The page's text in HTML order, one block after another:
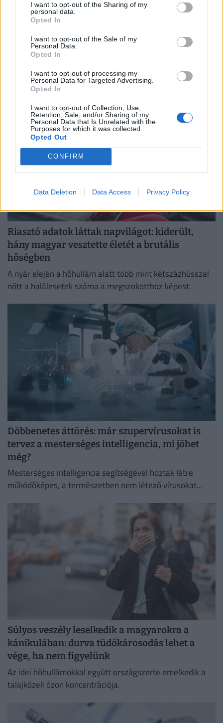
I want to opt-out of the Sharing of my
personal data.
Opted In
I want to opt-out of the Sale of my
Personal Data.
Opted In
I want to opt-out of processing my
Personal Data for Targeted Advertising.
Opted In
I want to opt-out of Collection, Use,
Retention, Sale, and/or Sharing of my
Personal Data that Is Unrelated with the
Purposes for which it was collected.
Opted Out
CONFIRM
Data Deletion Data Access Privacy Policy
Nagy változás élesedik a hazai
áfamentességnek, de a patikák szerint van egy
bökkenő
Kétséges, hogy szeptember elsejével zökkenőmentesen
megvalósulhat-e a vényköteles gyógyszerek áfájának
Riasztó adatok láttak napvilágot: kiderült,
hány magyar vesztette életét a brutális
hőségben
A nyár elején a hőhullám alatt több mint kétszázhússzal
nőtt a halálesetek száma a megszokotthoz képest.
Döbbenetes áttörés: már szupervírusokat is
tervez a mesterséges intelligencia, mi jöhet
még?
Mesterséges intelligencia segítségével hoztak létre
működőképes, a természetben nem létező vírusokat
Súlyos veszély leselkedik a magyarokra a
kánikulában: durva tüdőkárosodás lehet a
vége, ha nem figyelünk
Az idei hőhullámokkal együtt országszerte emelkedik a
talajközeli ózon koncentrációja.